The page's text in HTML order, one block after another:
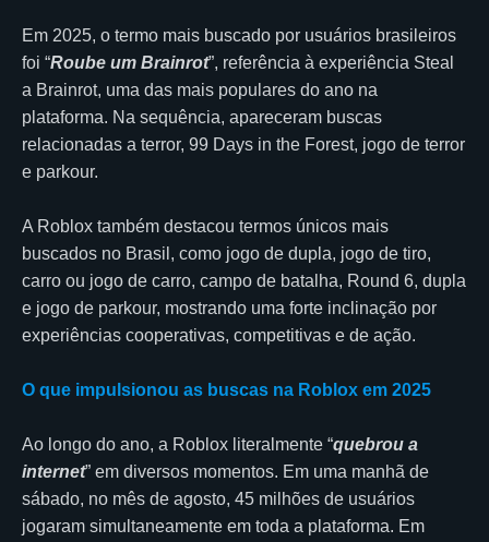
Em 2025, o termo mais buscado por usuários brasileiros
foi “Roube um Brainrot”, referência à experiência Steal
a Brainrot, uma das mais populares do ano na
plataforma. Na sequência, apareceram buscas
relacionadas a terror, 99 Days in the Forest, jogo de terror
e parkour.
A Roblox também destacou termos únicos mais
buscados no Brasil, como jogo de dupla, jogo de tiro,
carro ou jogo de carro, campo de batalha, Round 6, dupla
e jogo de parkour, mostrando uma forte inclinação por
experiências cooperativas, competitivas e de ação.
O que impulsionou as buscas na Roblox em 2025
Ao longo do ano, a Roblox literalmente “quebrou a
internet” em diversos momentos. Em uma manhã de
sábado, no mês de agosto, 45 milhões de usuários
jogaram simultaneamente em toda a plataforma. Em